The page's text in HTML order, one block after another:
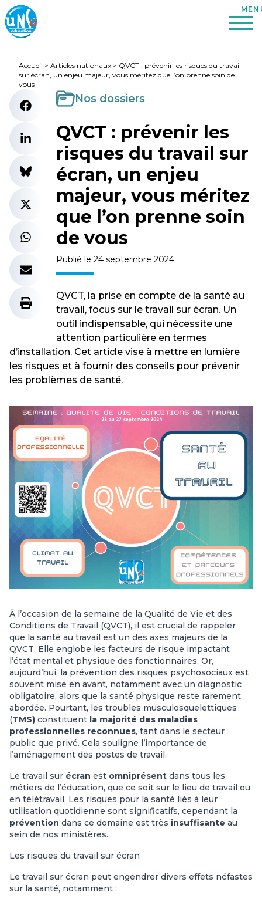
Accueil > Articles nationaux > QVCT : prévenir les risques du travail
sur écran, un enjeu majeur, vous méritez que l’on prenne soin de
vous
Nos dossiers
QVCT : prévenir les
risques du travail sur
écran, un enjeu
majeur, vous méritez
que l’on prenne soin
de vous
Publié le 24 septembre 2024
QVCT, la prise en compte de la santé au
travail, focus sur le travail sur écran. Un
outil indispensable, qui nécessite une
attention particulière en termes
d’installation. Cet article vise à mettre en lumière
les risques et à fournir des conseils pour prévenir
les problèmes de santé.
À l’occasion de la semaine de la Qualité de Vie et des
Conditions de Travail (QVCT), il est crucial de rappeler
que la santé au travail est un des axes majeurs de la
QVCT. Elle englobe les facteurs de risque impactant
l’état mental et physique des fonctionnaires. Or,
aujourd’hui, la prévention des risques psychosociaux est
souvent mise en avant, notamment avec un diagnostic
obligatoire, alors que la santé physique reste rarement
abordée. Pourtant, les troubles musculosquelettiques
(TMS) constituent la majorité des maladies
professionnelles reconnues, tant dans le secteur
public que privé. Cela souligne l’importance de
l’aménagement des postes de travail.
Le travail sur écran est omniprésent dans tous les
métiers de l’éducation, que ce soit sur le lieu de travail ou
en télétravail. Les risques pour la santé liés à leur
utilisation quotidienne sont significatifs, cependant la
prévention dans ce domaine est très insuffisante au
sein de nos ministères.
Les risques du travail sur écran
Le travail sur écran peut engendrer divers effets néfastes
sur la santé, notamment :